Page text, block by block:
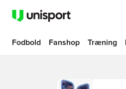
Fodbold Fanshop Træning